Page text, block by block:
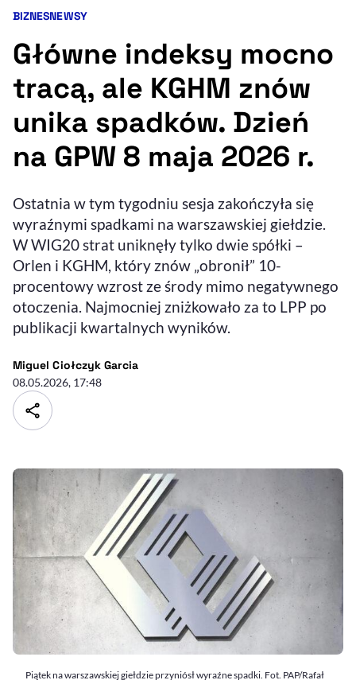
Ułatwienia dostępności wspierają:
Sprawdź, jak i dlaczego zwiększamy dostępność , otwiera się w nowym
Deklaracja dostępności, otwiera się w nowym oknie
Zgłoś problem
, otwiera się w
Kategorie artykułu:
BIZNESNEWSY
Główne indeksy mocno
tracą, ale KGHM znów
unika spadków. Dzień
na GPW 8 maja 2026 r.
Ostatnia w tym tygodniu sesja zakończyła się
wyraźnymi spadkami na warszawskiej giełdzie.
W WIG20 strat uniknęły tylko dwie spółki –
Orlen i KGHM, który znów „obronił” 10-
procentowy wzrost ze środy mimo negatywnego
otoczenia. Najmocniej zniżkowało za to LPP po
publikacji kwartalnych wyników.
Miguel Ciołczyk Garcia- autor artykułu - profil
08.05.2026, 17:48
Piątek na warszawskiej giełdzie przyniósł wyraźne spadki. Fot. PAP/Rafał